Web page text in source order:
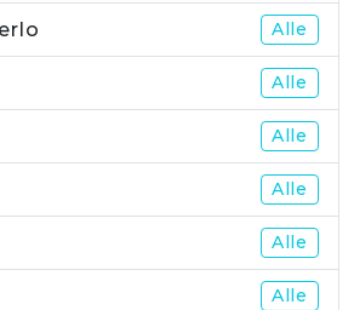
Alle
Alle
Alle
Alle
Alle
Alle